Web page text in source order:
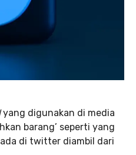
yang digunakan di media
barang’ seperti yang
di twitter diambil dari